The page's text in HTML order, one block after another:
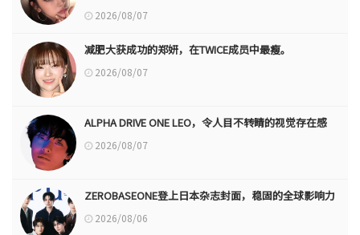
2026/08/07
减肥大获成功的郑妍，在TWICE成员中最瘦。
2026/08/07
ALPHA DRIVE ONE LEO，令人目不转睛的视觉存在感
2026/08/07
ZEROBASEONE登上日本杂志封面，稳固的全球影响力
2026/08/06